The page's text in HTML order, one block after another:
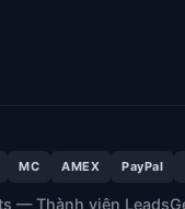
MC AMEX PayPal
— Thành viên